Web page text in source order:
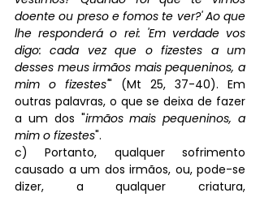
doente ou preso e fomos te ver?' Ao que
lhe responderá o rei: 'Em verdade vos
digo: cada vez que o fizestes a um
desses meus irmãos mais pequeninos, a
mim o fizestes'" (Mt 25, 37-40). Em
outras palavras, o que se deixa de fazer
a um dos "irmãos mais pequeninos, a
mim o fizestes".
c) Portanto, qualquer sofrimento
causado a um dos irmãos, ou, pode-se
dizer, a qualquer criatura,